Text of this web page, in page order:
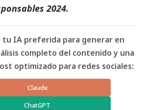
2024.
tu IA preferida para generar en
completo del contenido y una
optimizado para redes sociales:
Claude
ChatGPT